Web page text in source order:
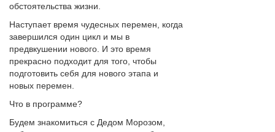
обстоятельства жизни.
Наступает время чудесных перемен, когда
завершился один цикл и мы в
предвкушении нового. И это время
прекрасно подходит для того, чтобы
подготовить себя для нового этапа и
новых перемен.
Что в программе?
Будем знакомиться с Дедом Морозом,